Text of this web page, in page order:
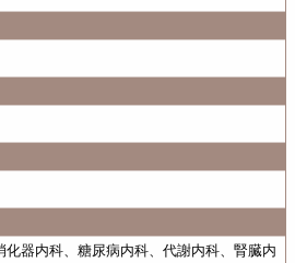
器内科、糖尿病内科、代謝内科、腎臓内